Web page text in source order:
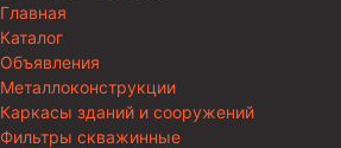
Главная
Каталог
Объявления
Металлоконструкции
Каркасы зданий и сооружений
Фильтры скважинные